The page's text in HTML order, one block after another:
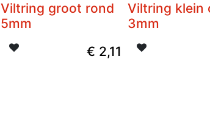
Viltring groot rond
5mm
€ 2,11
Viltring klein
3mm